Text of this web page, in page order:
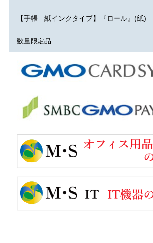
【手帳 紙インクタイプ】『ロール』(紙)
数量限定品